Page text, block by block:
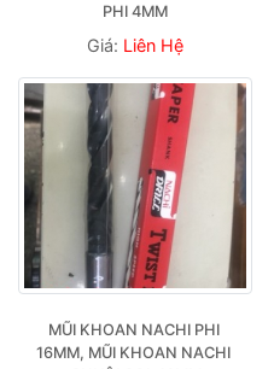
PHI 4MM
Giá: Liên Hệ
MŨI KHOAN NACHI PHI
16MM, MŨI KHOAN NACHI